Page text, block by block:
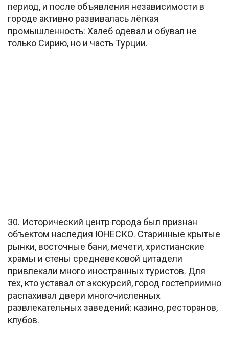
период, и после объявления независимости в
городе активно развивалась лёгкая
промышленность: Халеб одевал и обувал не
только Сирию, но и часть Турции.
30. Исторический центр города был признан
объектом наследия ЮНЕСКО. Старинные крытые
рынки, восточные бани, мечети, христианские
храмы и стены средневековой цитадели
привлекали много иностранных туристов. Для
тех, кто уставал от экскурсий, город гостеприимно
распахивал двери многочисленных
развлекательных заведений: казино, ресторанов,
клубов.